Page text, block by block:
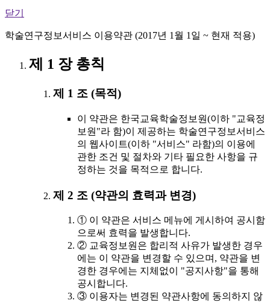
닫기
학술연구정보서비스 이용약관 (2017년 1월 1일 ~ 현재 적용)
제 1 장 총칙
제 1 조 (목적)
이 약관은 한국교육학술정보원(이하 "교육정
보원"라 함)이 제공하는 학술연구정보서비스
의 웹사이트(이하 "서비스" 라함)의 이용에
관한 조건 및 절차와 기타 필요한 사항을 규
정하는 것을 목적으로 합니다.
제 2 조 (약관의 효력과 변경)
① 이 약관은 서비스 메뉴에 게시하여 공시함
으로써 효력을 발생합니다.
② 교육정보원은 합리적 사유가 발생한 경우
에는 이 약관을 변경할 수 있으며, 약관을 변
경한 경우에는 지체없이 "공지사항"을 통해
공시합니다.
③ 이용자는 변경된 약관사항에 동의하지 않